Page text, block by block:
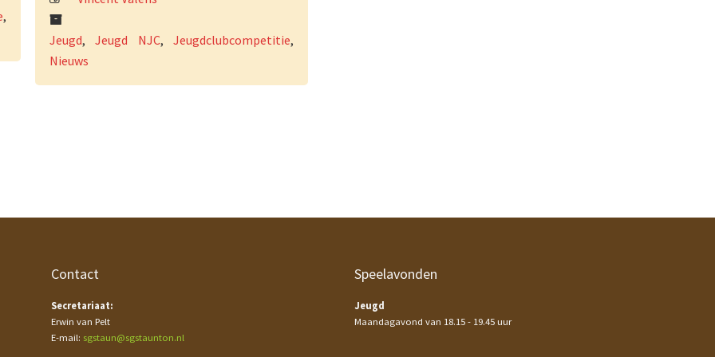
,
Jeugd,Jeugd NJC,Jeugdclubcompetitie,
Nieuws
Contact
Secretariaat:
Erwin van Pelt
E-mail: sgstaun@sgstaunton.nl
Speelavonden
Jeugd
Maandagavond van 18.15 - 19.45 uur